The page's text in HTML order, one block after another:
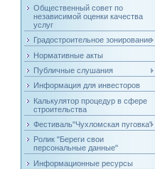
Общественный совет по
независимой оценки качества
услуг
Градостроительное зонирование
Нормативные акты
Публичные слушания
Информация для инвесторов
Калькулятор процедур в сфере
строительства
Фестиваль"Чухломская пуговка"
Ролик "Береги свои
персональные данные"
Информационные ресурсы